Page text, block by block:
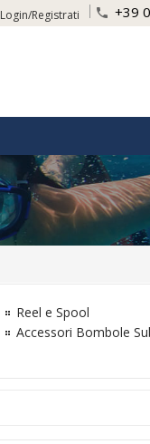
phone +39
Login/Registrati
Reel e Spool
Accessori Bombole